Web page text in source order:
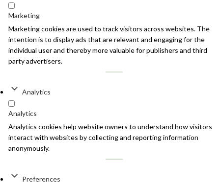
Marketing
Marketing cookies are used to track visitors across websites. The
intention is to display ads that are relevant and engaging for the
individual user and thereby more valuable for publishers and third
party advertisers.
Analytics
Analytics
Analytics cookies help website owners to understand how visitors
interact with websites by collecting and reporting information
anonymously.
Preferences